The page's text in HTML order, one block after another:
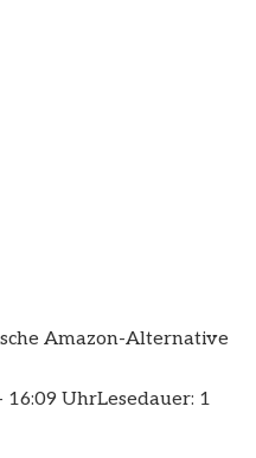
Amazon-Alternative
16:09 UhrLesedauer: 1